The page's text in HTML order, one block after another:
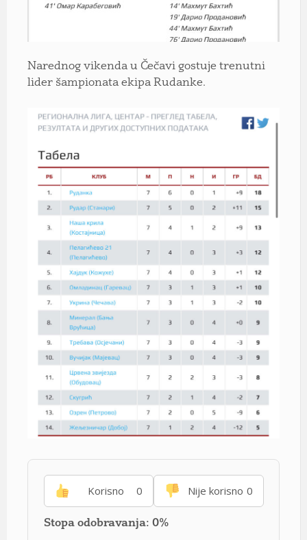
Narednog vikenda u Čečavi gostuje trenutni
lider šampionata ekipa Rudanke.
Korisno 0 Nije korisno 0
Stopa odobravanja: 0%